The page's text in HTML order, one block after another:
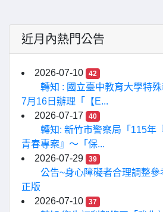
近月內熱門公告
2026-07-10 42
轉知 : 國立臺中教育大學特
7月16日辦理「【E...
2026-07-17
40
轉知: 新竹市警察局「115年
青春專案』〜「保...
2026-07-29
39
公告~身心障礙者合理調整
正版
2026-07-10
37